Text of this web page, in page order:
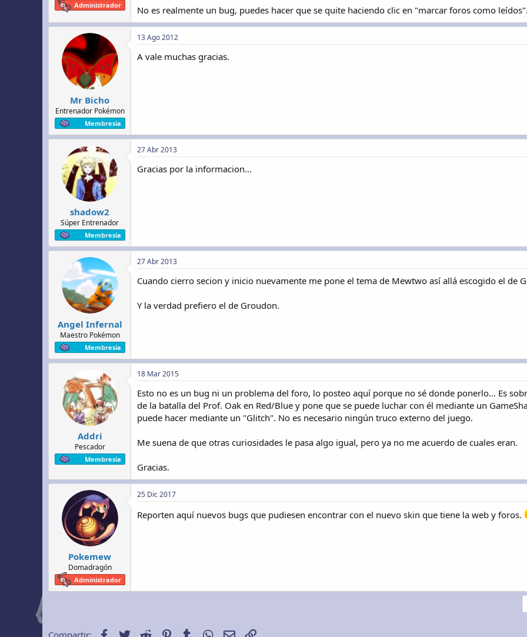
Administrador No es realmente un bug, puedes hacer que se quite haciendo clic en "marcar foros como leídos".
Mr Bicho
Entrenador Pokémon
Membresía
13 Ago 2012
A vale muchas gracias.
shadow2
Súper Entrenador
Membresía
27 Abr 2013
Gracias por la informacion...
Angel Infernal
Maestro Pokémon
Membresía
27 Abr 2013
Cuando cierro secion y inicio nuevamente me pone el tema de Mewtwo así allá escogido el de
Y la verdad prefiero el de Groudon.
Addri
Pescador
Membresía
18 Mar 2015
Esto no es un bug ni un problema del foro, lo posteo aquí porque no sé donde ponerlo... Es
de la batalla del Prof. Oak en Red/Blue y pone que se puede luchar con él mediante un
puede hacer mediante un "Glitch". No es necesario ningún truco externo del juego.
Me suena de que otras curiosidades le pasa algo igual, pero ya no me acuerdo de cuales eran.
Gracias.
Pokemew
Domadragón
Administrador
25 Dic 2017
Reporten aquí nuevos bugs que pudiesen encontrar con el nuevo skin que tiene la web y foros.
Facebook
TwitterReddit PinterestTumblr WhatsApp
EmailEnlace